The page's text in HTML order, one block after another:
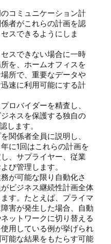
コミュニケーション計
者がこれらの計画を認
スできるようにしま
スできない場合に一時
を、ホームオフィスを
所で、重要なデータや
速に利用可能にする計
ロバイダーを精査し、
ネスを保護する独自の
します。
関係者全員に説明し、
に1回はこれらの計画を
、サプライヤー、従業
び管理します。
が可能な限り自動化さ
ビジネス継続性計画全体
す。たとえば、プライマ
害が発生した場合、自動
ットワークに切り替える
用している例が挙げられ
能な結果をもたらす可能